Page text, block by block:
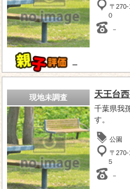
－
〒270-
０
－
現地未調査 天王台
千葉県我
す。
公園
〒270-
５
－